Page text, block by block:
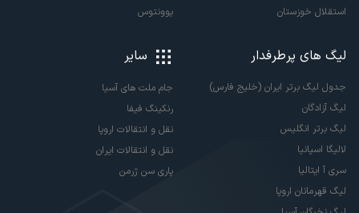
استقلال خوزستان
یوونتوس
لیگ های پرطرفدار
جدول لیگ برتر ایران (خلیج فارس)
لیگ آزادگان
لیگ برتر انگلیس
لالیگا اسپانیا
سری آ ایتالیا
لیگ قهرمانان اروپا
سایر
جام ملت های آسیا
رنکینگ فیفا
نقل و انتقالات اروپا
نقل و انتقالات ایران
پاری سن ژرمن